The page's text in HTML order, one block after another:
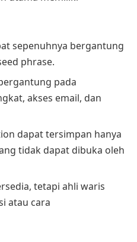
sepenuhnya bergantung
phrase.
pada
akses email, dan
dapat tersimpan hanya
tidak dapat dibuka oleh
tetapi ahli waris
atau cara